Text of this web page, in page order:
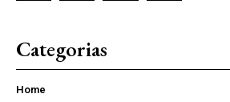
Categorias
Home